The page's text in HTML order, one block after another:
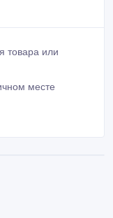
товара или
месте